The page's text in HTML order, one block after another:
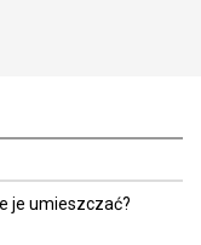
je umieszczać?